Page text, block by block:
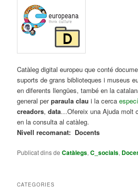
Catàleg digital europeu que conté
suports de grans biblioteques i museus
en diferents llengües, també en la
general perparaula claui la cerca
creadors,data…Ofereix una Ajuda molt
en la consulta al catàleg.
Nivell recomanat: Docents
Publicat dins de Catàlegs,C_socials,
CATEGORIES